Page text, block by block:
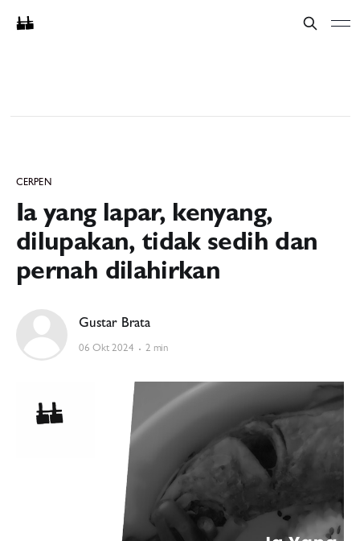
CERPEN
Ia yang lapar, kenyang,
dilupakan, tidak sedih dan
pernah dilahirkan
Gustar Brata
06 Okt 2024 2 min